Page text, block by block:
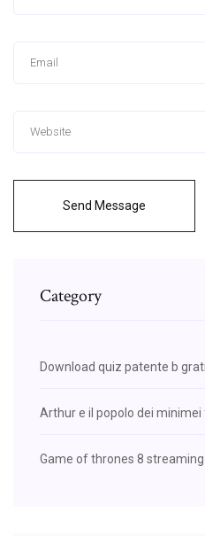
Send Message
Category
Download quiz patente b
Arthur e il popolo dei
Game of thrones 8